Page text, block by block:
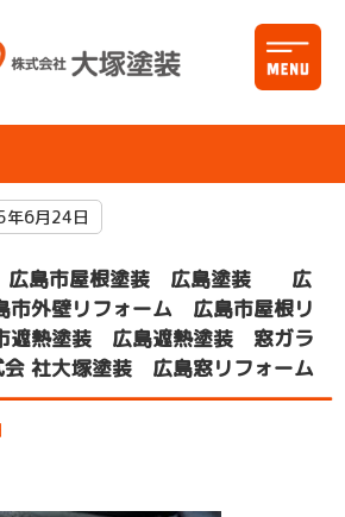
年6月24日
広島市屋根塗装 広島塗装 広
外壁リフォーム 広島市屋根リ
遮熱塗装 広島遮熱塗装 窓ガラ
社大塚塗装 広島窓リフォーム